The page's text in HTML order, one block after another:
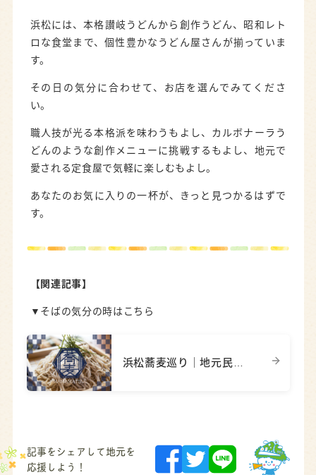
浜松には、本格讃岐うどんから創作うどん、昭和レト
ロな食堂まで、個性豊かなうどん屋さんが揃っていま
す。
その日の気分に合わせて、お店を選んでみてくださ
い。
職人技が光る本格派を味わうもよし、カルボナーラう
どんのような創作メニューに挑戦するもよし、地元で
愛される定食屋で気軽に楽しむもよし。
あなたのお気に入りの一杯が、きっと見つかるはずで
す。
【関連記事】
▼そばの気分の時はこちら
記事をシェアして地元を
応援しよう！